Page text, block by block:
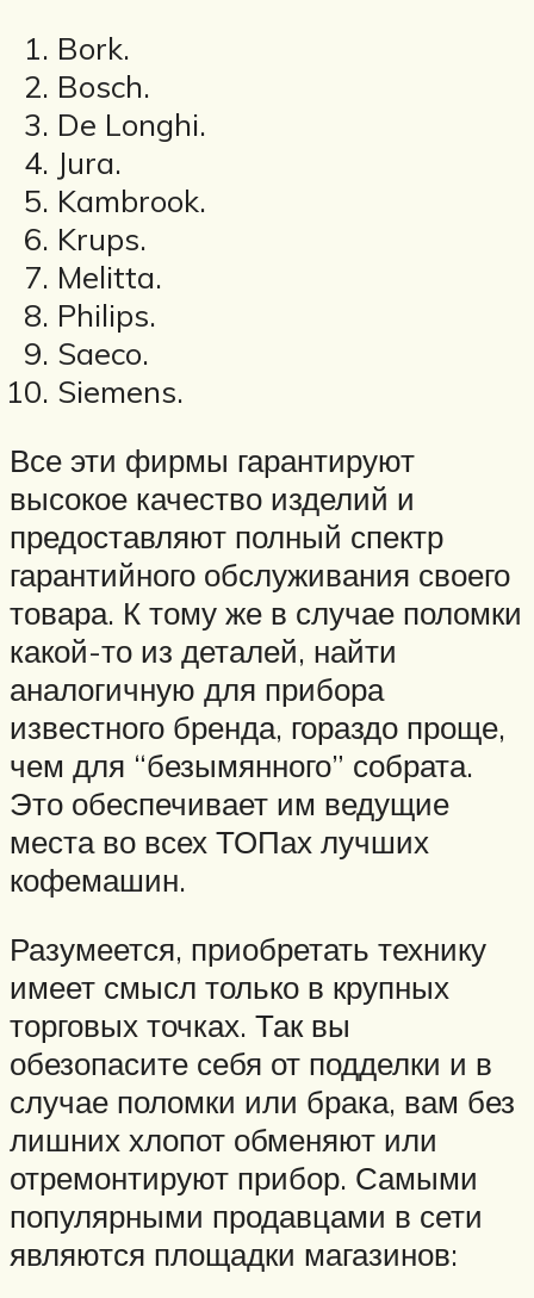
Bork.
Bosch.
De Longhi.
Jura.
Kambrook.
Krups.
Melitta.
Philips.
Saeco.
Siemens.
Все эти фирмы гарантируют
высокое качество изделий и
предоставляют полный спектр
гарантийного обслуживания своего
товара. К тому же в случае поломки
какой-то из деталей, найти
аналогичную для прибора
известного бренда, гораздо проще,
чем для “безымянного” собрата.
Это обеспечивает им ведущие
места во всех ТОПах лучших
кофемашин.
Разумеется, приобретать технику
имеет смысл только в крупных
торговых точках. Так вы
обезопасите себя от подделки и в
случае поломки или брака, вам без
лишних хлопот обменяют или
отремонтируют прибор. Самыми
популярными продавцами в сети
являются площадки магазинов: